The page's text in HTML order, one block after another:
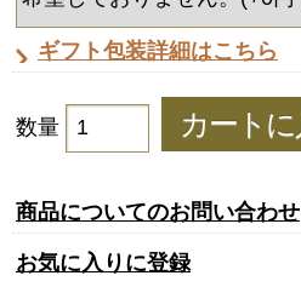
ギフト包装詳細はこちら
数量
商品についてのお問い合わせ
お気に入りに登録